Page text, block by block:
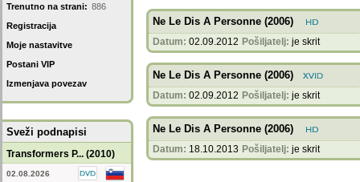
Trenutno na strani: 886
Registracija
Moje nastavitve
Postani VIP
Izmenjava povezav
Sveži podnapisi
Transformers P... (2010)
02.08.2026
Ne Le Dis A Personne (2006)
Datum: 02.09.2012 Pošiljatelj: je skrit
Ne Le Dis A Personne (2006)
Datum: 02.09.2012 Pošiljatelj: je skrit
Ne Le Dis A Personne (2006)
Datum: 18.10.2013 Pošiljatelj: je skrit